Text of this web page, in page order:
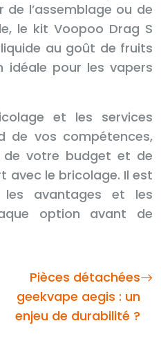
de l’assemblage ou de
le kit Voopoo Drag S
au goût de fruits
idéale pour les vapers
et les services
de vos compétences,
votre budget et de
avec le bricolage. Il est
avantages et les
option avant de
Pièces détachées
geekvape aegis : un
enjeu de durabilité ?